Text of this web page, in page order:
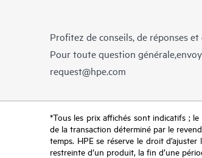
Profitez de conseils, de réponses
Pour toute question
request@hpe.com
*Tous les prix affichés sont indicatifs ;
de la transaction déterminé par le
temps. HPE se réserve le droit
restreinte d’un produit, la fin d’une